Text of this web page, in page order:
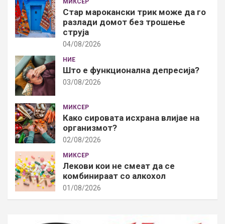
МИКСЕР
Стар марокански трик може да го
разлади домот без трошење
струја
04/08/2026
НИЕ
Што е функционална депресија?
03/08/2026
МИКСЕР
Како сировата исхрана влијае на
организмот?
02/08/2026
МИКСЕР
Лекови кои не смеат да се
комбинираат со алкохол
01/08/2026